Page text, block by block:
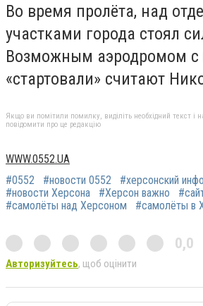
Во время пролёта, над
участками города стоял
Возможным аэродромом с
«стартовали» считают
Якщо ви помітили помилку, виділіть необхідний текст і
повідомити про це редакцію
WWW.0552.UA
#0552
#новости 0552
#херсонский
#новости Херсона
#Херсон важно
#самолёты над Херсоном
#самолёты в
0,0
Авторизуйтесь, щоб оцінити